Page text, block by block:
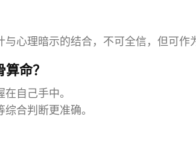
心理暗示的结合，不可全信，但可作
命？
自己手中。
合判断更准确。